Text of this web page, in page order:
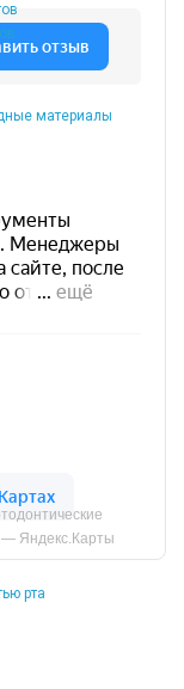
материалы
рта
— Яндекс.Карты